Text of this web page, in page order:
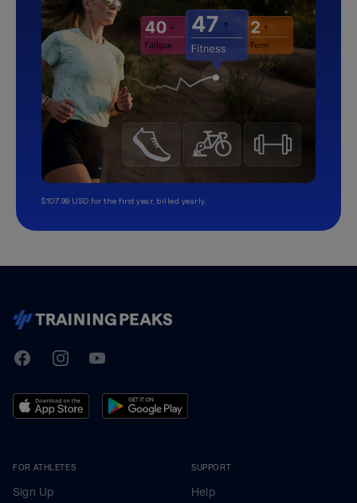
$107.99 USD for the first year, billed yearly.
TrainingPeaks
FacebookInstagramYoutube
FOR ATHLETES
Sign Up
SUPPORT
Help